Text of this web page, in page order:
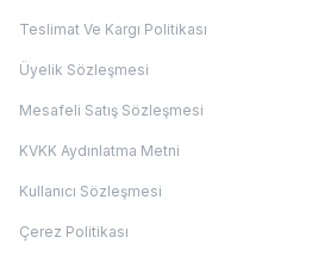
Teslimat Ve Kargı Politikası
Üyelik Sözleşmesi
Mesafeli Satış Sözleşmesi
KVKK Aydınlatma Metni
Kullanıcı Sözleşmesi
Çerez Politikası